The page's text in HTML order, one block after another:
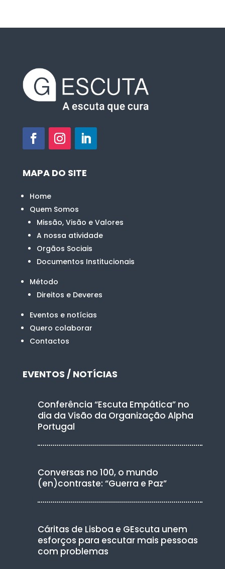
MAPA DO SITE
Home
Quem Somos
Missão, Visão e Valores
A nossa atividade
Orgãos Sociais
Documentos Institucionais
Método
Direitos e Deveres
Eventos e notícias
Quero colaborar
Contactos
EVENTOS / NOTÍCIAS
Conferência “Escuta Empática” no
dia da Visão da Organização Alpha
Portugal
Conversas no 100, o mundo
(en)contraste: “Guerra e Paz”
Cáritas de Lisboa e GEscuta unem
esforços para escutar mais pessoas
com problemas